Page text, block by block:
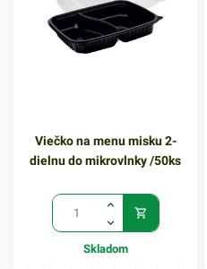
gastro prevádzkach,
potravinách, pri rozvoze jedla
1000ks/kartón viečok. V
produktov nájdete ďalšie
podobné misky a nádoby na
balenie rôznych druhov
Viečko na menu misku 2-
dielnu do mikrovlnky /50ks
Skladom